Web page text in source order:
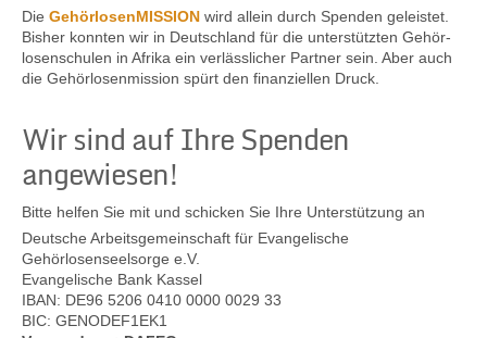
Themen
Die GehörlosenMISSION wird allein durch Spenden geleistet.
Bisher konnten wir in Deutschland für die unterstützten Gehör-
losenschulen in Afrika ein verlässlicher Partner sein. Aber auch
die Gehörlosenmission spürt den finanziellen Druck.
Wir sind auf Ihre Spenden
angewiesen!
Bitte helfen Sie mit und schicken Sie Ihre Unterstützung an
Deutsche Arbeitsgemeinschaft für Evangelische
Gehörlosenseelsorge e.V.
Evangelische Bank Kassel
IBAN: DE96 5206 0410 0000 0029 33
BIC: GENODEF1EK1